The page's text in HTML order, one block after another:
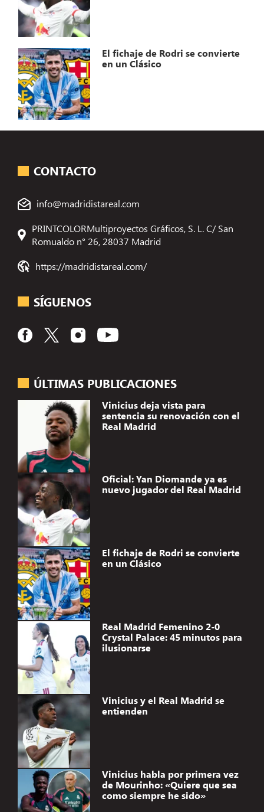
El fichaje de Rodri se convierte
en un Clásico
ÚLTIMAS PUBLICACIONES
Vinicius deja vista para
sentencia su renovación con el
Real Madrid
Oficial: Yan Diomande ya es
nuevo jugador del Real Madrid
El fichaje de Rodri se convierte
en un Clásico
Real Madrid Femenino 2-0
Crystal Palace: 45 minutos para
ilusionarse
Vinicius y el Real Madrid se
entienden
Vinicius habla por primera vez
de Mourinho: «Quiere que sea
como siempre he sido»
CONTACTO
info@madridistareal.com
PRINTCOLORMultiproyectos Gráficos, S. L. C/ San
Romualdo n° 26, 28037 Madrid
https://madridistareal.com/
SÍGUENOS